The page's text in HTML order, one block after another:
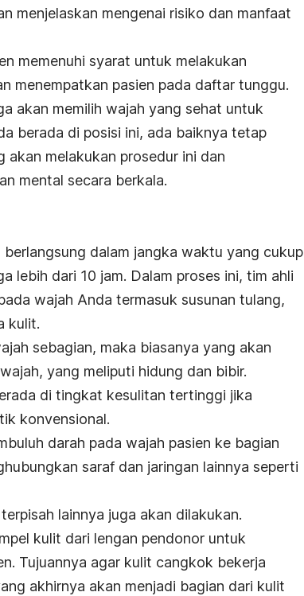
menjelaskan mengenai risiko dan manfaat
memenuhi syarat untuk melakukan
menempatkan pasien pada daftar tunggu.
akan memilih wajah yang sehat untuk
berada di posisi ini, ada baiknya tetap
melakukan prosedur ini dan
mental secara berkala.
dalam jangka waktu yang cukup
lebih dari 10 jam. Dalam proses ini, tim ahli
wajah Anda termasuk susunan tulang,
kulit.
sebagian, maka biasanya yang akan
yang meliputi hidung dan bibir.
di tingkat kesulitan tertinggi jika
konvensional.
darah pada wajah pasien ke bagian
saraf dan jaringan lainnya seperti
lainnya juga akan dilakukan.
kulit dari lengan pendonor untuk
Tujuannya agar kulit cangkok bekerja
akhirnya akan menjadi bagian dari kulit